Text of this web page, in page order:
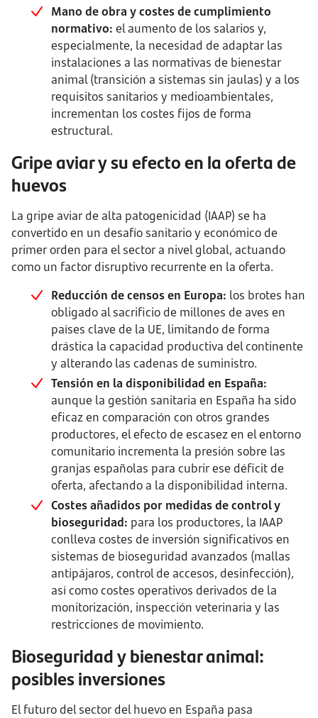
Mano de obra y costes de cumplimiento
normativo: el aumento de los salarios y,
especialmente, la necesidad de adaptar las
instalaciones a las normativas de bienestar
animal (transición a sistemas sin jaulas) y a los
requisitos sanitarios y medioambientales,
incrementan los costes fijos de forma
estructural.
Gripe aviar y su efecto en la oferta de
huevos
La gripe aviar de alta patogenicidad (IAAP) se ha
convertido en un desafío sanitario y económico de
primer orden para el sector a nivel global, actuando
como un factor disruptivo recurrente en la oferta.
Reducción de censos en Europa: los brotes han
obligado al sacrificio de millones de aves en
países clave de la UE, limitando de forma
drástica la capacidad productiva del continente
y alterando las cadenas de suministro.
Tensión en la disponibilidad en España:
aunque la gestión sanitaria en España ha sido
eficaz en comparación con otros grandes
productores, el efecto de escasez en el entorno
comunitario incrementa la presión sobre las
granjas españolas para cubrir ese déficit de
oferta, afectando a la disponibilidad interna.
Costes añadidos por medidas de control y
bioseguridad: para los productores, la IAAP
conlleva costes de inversión significativos en
sistemas de bioseguridad avanzados (mallas
antipájaros, control de accesos, desinfección),
así como costes operativos derivados de la
monitorización, inspección veterinaria y las
restricciones de movimiento.
Bioseguridad y bienestar animal:
posibles inversiones
El futuro del sector del huevo en España pasa